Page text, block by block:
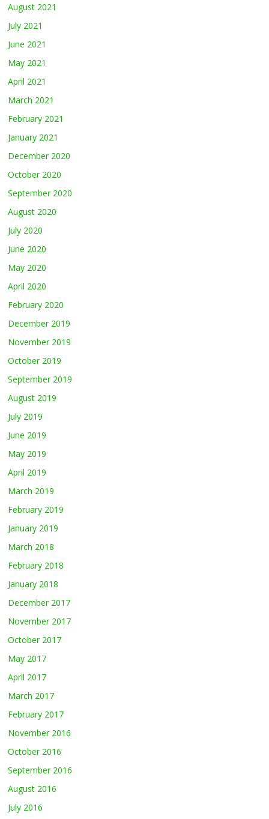
August 2021
July 2021
June 2021
May 2021
April 2021
March 2021
February 2021
January 2021
December 2020
October 2020
September 2020
August 2020
July 2020
June 2020
May 2020
April 2020
February 2020
December 2019
November 2019
October 2019
September 2019
August 2019
July 2019
June 2019
May 2019
April 2019
March 2019
February 2019
January 2019
March 2018
February 2018
January 2018
December 2017
November 2017
October 2017
May 2017
April 2017
March 2017
February 2017
November 2016
October 2016
September 2016
August 2016
July 2016